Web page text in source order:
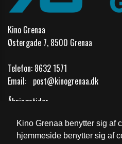
Kino Grenaa benytter sig af
hjemmeside benytter sig af
Kino Grenaa
Østergade 7, 8500 Grenaa
Telefon: 8632 1571
Email: post@kinogrenaa.dk
Åbningstider
Cookie- og privatlivspolitik